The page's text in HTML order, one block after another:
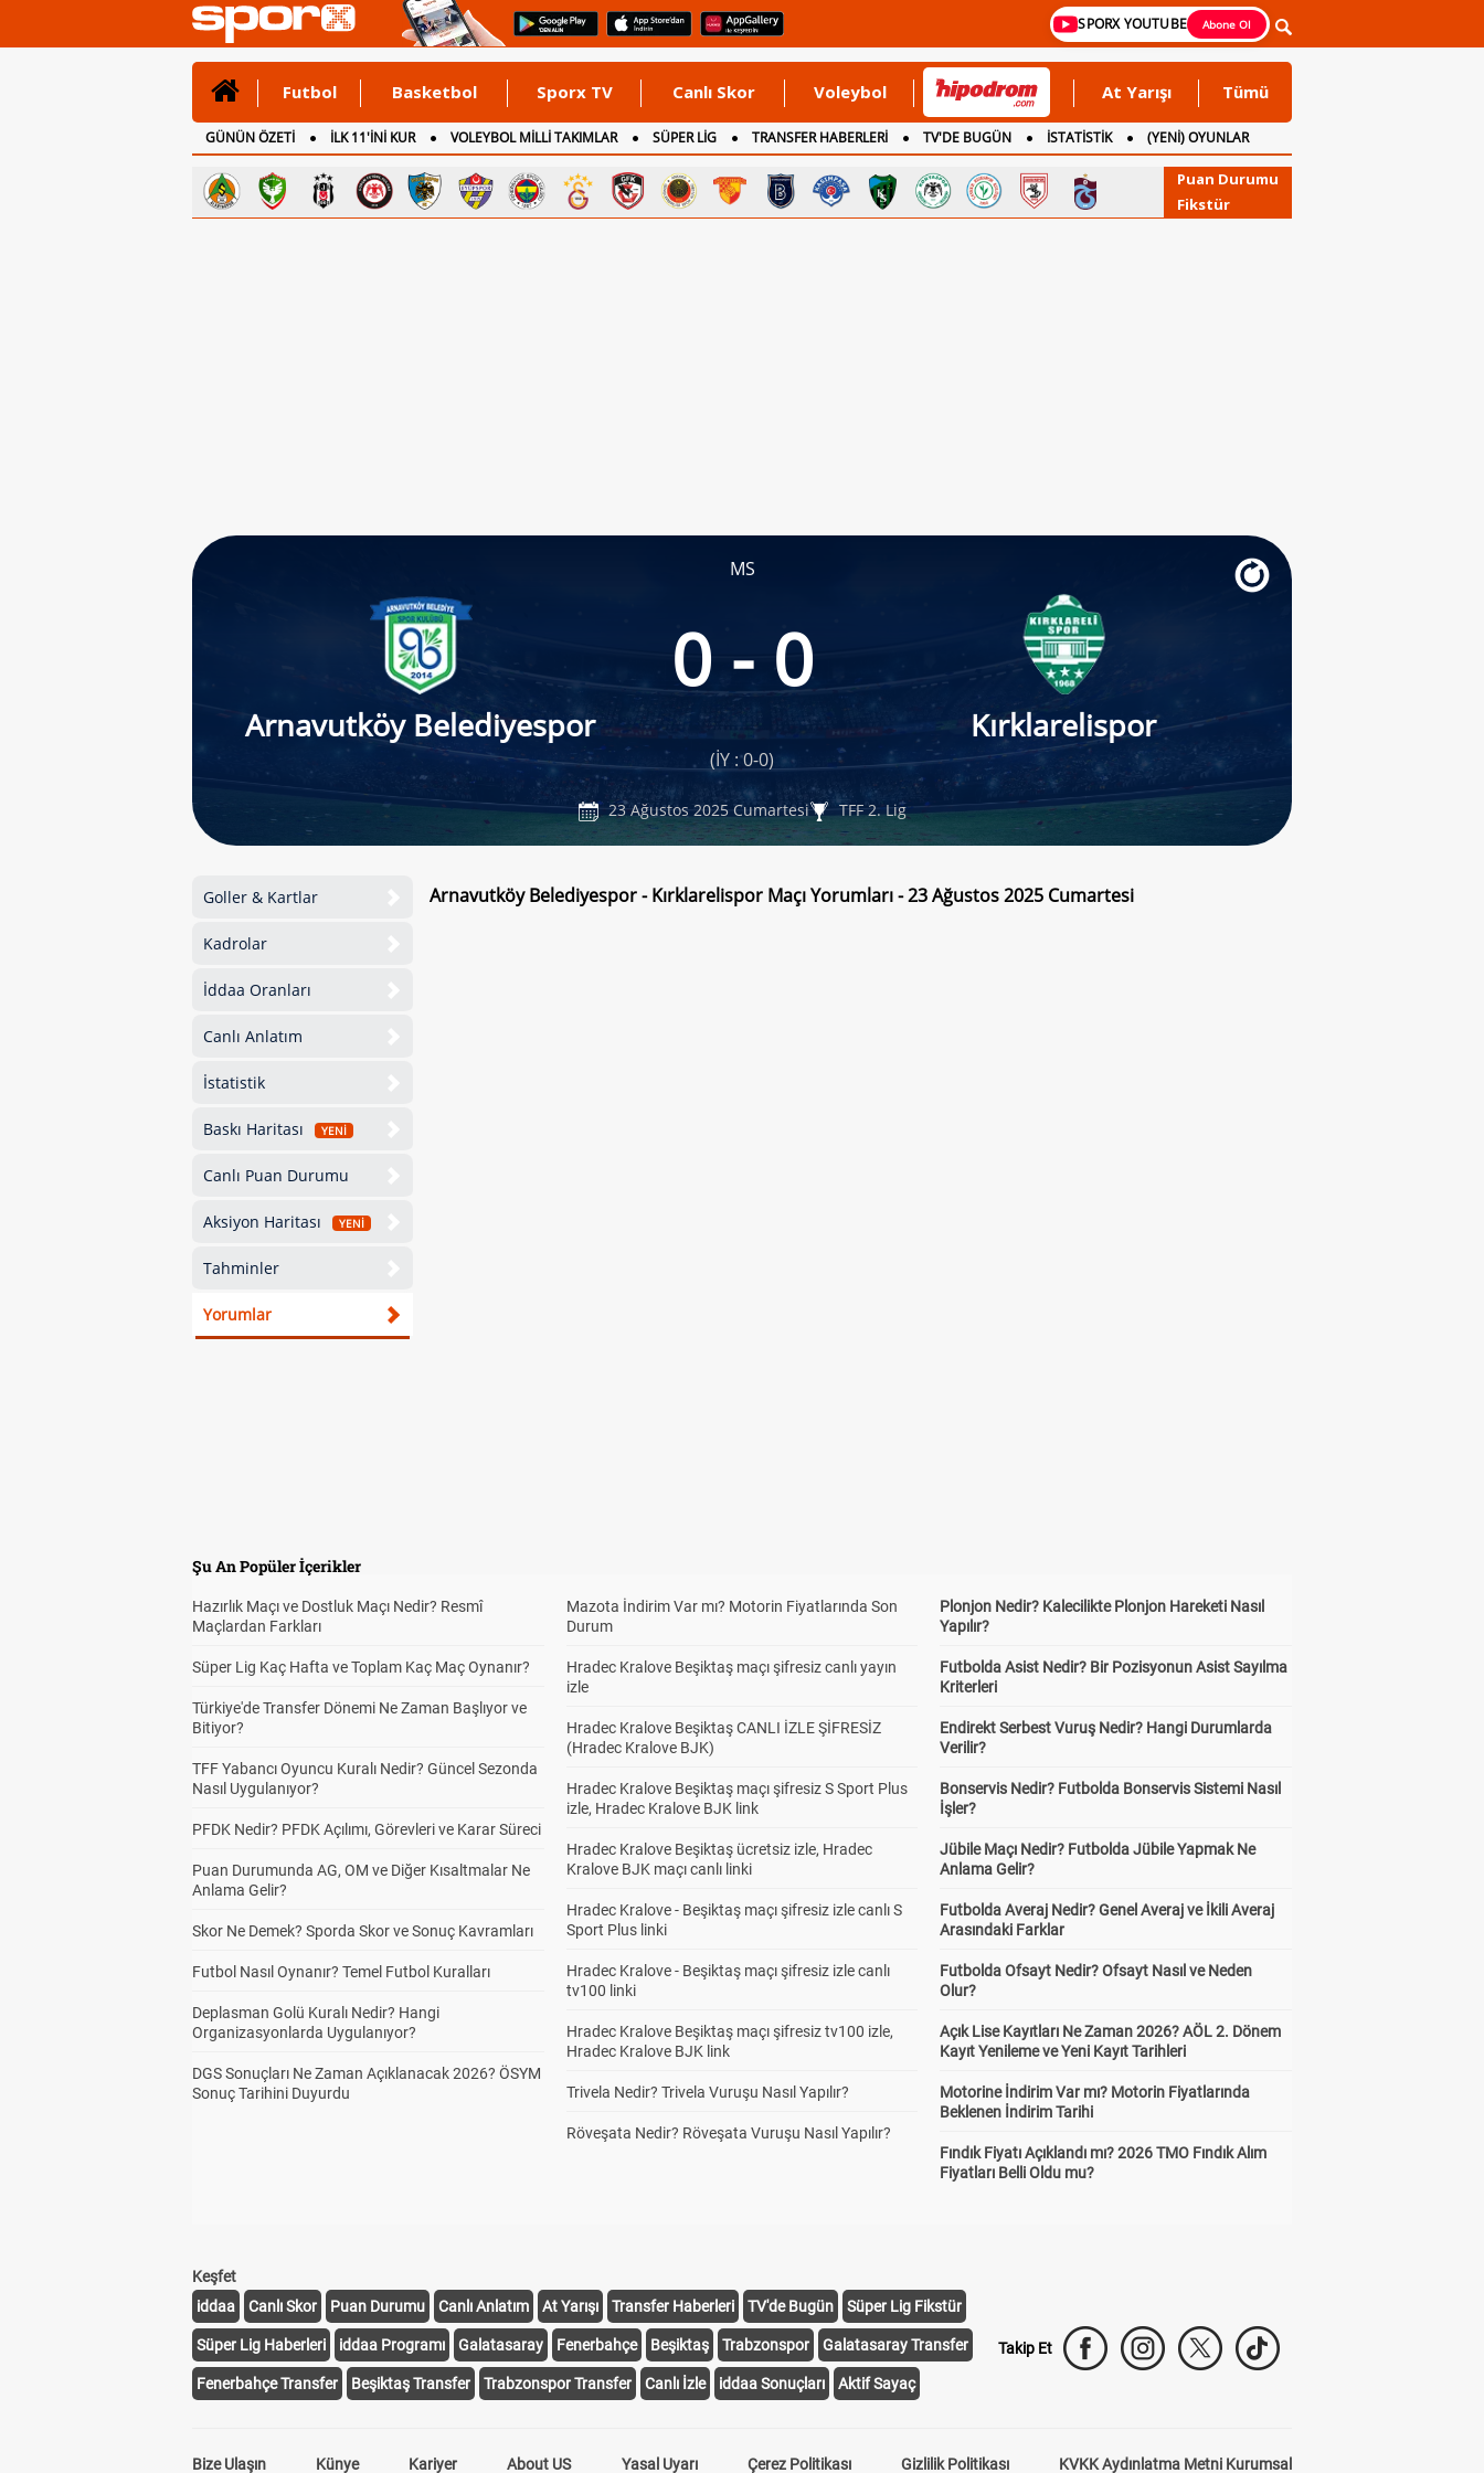
SPORX YOUTUBE Abone Ol
Futbol Basketbol Sporx TV Canlı Skor Voleybol At Yarışı Tümü
GÜNÜN ÖZETİ İLK 11'İNİ KUR VOLEYBOL MİLLİ TAKIMLAR SÜPER LİG TRANSFER HABERLERİ TV'DE BUGÜN İSTATİSTİK
(YENİ) OYUNLAR
CANLI ANLATIM
İNGİLTERE
Puan Durumu
Fikstür
MS
Arnavutköy Belediyespor
0 - 0
Kırklarelispor
(İY : 0-0)
23 Ağustos 2025 Cumartesi TFF 2. Lig
Goller & Kartlar
Kadrolar
İddaa Oranları
Canlı Anlatım
İstatistik
Baskı Haritası YENİ
Canlı Puan Durumu
Aksiyon Haritası YENİ
Tahminler
Yorumlar
Arnavutköy Belediyespor - Kırklarelispor Maçı Yorumları - 23 Ağustos 2025 Cumartesi
Şu An Popüler İçerikler
Hazırlık Maçı ve Dostluk Maçı Nedir? Resmî
Maçlardan Farkları
Süper Lig Kaç Hafta ve Toplam Kaç Maç Oynanır?
Türkiye'de Transfer Dönemi Ne Zaman Başlıyor ve
Bitiyor?
TFF Yabancı Oyuncu Kuralı Nedir? Güncel Sezonda
Nasıl Uygulanıyor?
PFDK Nedir? PFDK Açılımı, Görevleri ve Karar Süreci
Puan Durumunda AG, OM ve Diğer Kısaltmalar Ne
Anlama Gelir?
Skor Ne Demek? Sporda Skor ve Sonuç Kavramları
Futbol Nasıl Oynanır? Temel Futbol Kuralları
Deplasman Golü Kuralı Nedir? Hangi
Organizasyonlarda Uygulanıyor?
DGS Sonuçları Ne Zaman Açıklanacak 2026? ÖSYM
Sonuç Tarihini Duyurdu
Mazota İndirim Var mı? Motorin Fiyatlarında Son
Durum
Hradec Kralove Beşiktaş maçı şifresiz canlı yayın
izle
Hradec Kralove Beşiktaş CANLI İZLE ŞİFRESİZ
(Hradec Kralove BJK)
Hradec Kralove Beşiktaş maçı şifresiz S Sport Plus
izle, Hradec Kralove BJK link
Hradec Kralove Beşiktaş ücretsiz izle, Hradec
Kralove BJK maçı canlı linki
Hradec Kralove - Beşiktaş maçı şifresiz izle canlı S
Sport Plus linki
Hradec Kralove - Beşiktaş maçı şifresiz izle canlı
tv100 linki
Hradec Kralove Beşiktaş maçı şifresiz tv100 izle,
Hradec Kralove BJK link
Trivela Nedir? Trivela Vuruşu Nasıl Yapılır?
Röveşata Nedir? Röveşata Vuruşu Nasıl Yapılır?
Plonjon Nedir? Kalecilikte Plonjon Hareketi Nasıl
Yapılır?
Futbolda Asist Nedir? Bir Pozisyonun Asist Sayılma
Kriterleri
Endirekt Serbest Vuruş Nedir? Hangi Durumlarda
Verilir?
Bonservis Nedir? Futbolda Bonservis Sistemi Nasıl
İşler?
Jübile Maçı Nedir? Futbolda Jübile Yapmak Ne
Anlama Gelir?
Futbolda Averaj Nedir? Genel Averaj ve İkili Averaj
Arasındaki Farklar
Futbolda Ofsayt Nedir? Ofsayt Nasıl ve Neden
Olur?
Açık Lise Kayıtları Ne Zaman 2026? AÖL 2. Dönem
Kayıt Yenileme ve Yeni Kayıt Tarihleri
Motorine İndirim Var mı? Motorin Fiyatlarında
Beklenen İndirim Tarihi
Fındık Fiyatı Açıklandı mı? 2026 TMO Fındık Alım
Fiyatları Belli Oldu mu?
Keşfet
iddaa
Canlı Skor Puan Durumu Canlı Anlatım At Yarışı Transfer Haberleri TV'de Bugün Süper Lig Fikstür
Süper Lig Haberleri iddaa Programı Galatasaray Fenerbahçe Beşiktaş Trabzonspor Galatasaray Transfer
Fenerbahçe Transfer Beşiktaş Transfer Trabzonspor Transfer Canlı İzle iddaa Sonuçları Aktif Sayaç
Takip Et
Bize Ulaşın Künye Kariyer About US Yasal Uyarı Çerez Politikası Gizlilik Politikası KVKK Aydınlatma Metni Kurumsal